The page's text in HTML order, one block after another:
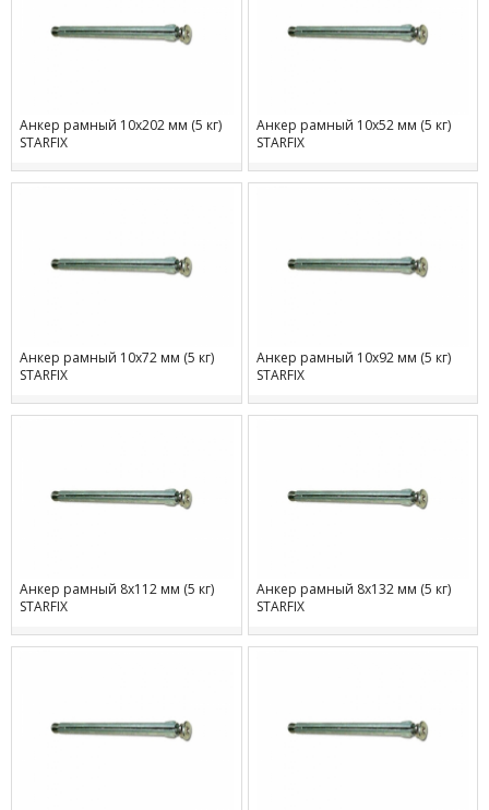
Анкер рамный 10х202 мм (5 кг)
STARFIX
Анкер рамный 10х52 мм (5 кг)
STARFIX
Анкер рамный 10х72 мм (5 кг)
STARFIX
Анкер рамный 10х92 мм (5 кг)
STARFIX
Анкер рамный 8х112 мм (5 кг)
STARFIX
Анкер рамный 8х132 мм (5 кг)
STARFIX